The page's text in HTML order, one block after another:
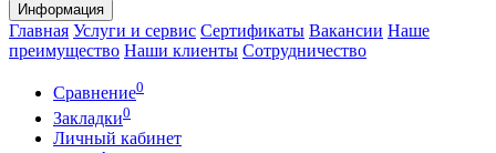
Информация
Главная Услуги и сервис Сертификаты Вакансии Наше
преимущество Наши клиенты Сотрудничество
Сравнение0
Закладки0
Личный кабинет